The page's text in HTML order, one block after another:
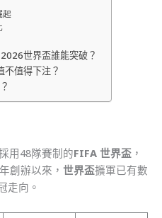
起
世界盃誰能突破？
不值得下注？
用48隊賽制的FIFA 世界盃 ，
創辦以來， 世界盃擴軍已有數
走向。